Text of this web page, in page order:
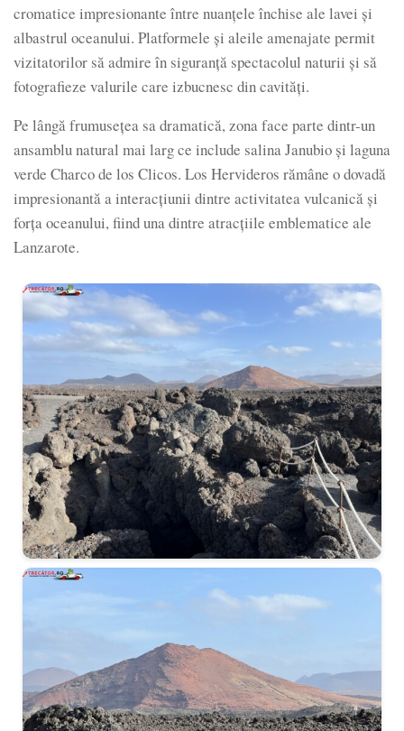
cromatice impresionante între nuanțele închise ale lavei și
albastrul oceanului. Platformele și aleile amenajate permit
vizitatorilor să admire în siguranță spectacolul naturii și să
fotografieze valurile care izbucnesc din cavități.
Pe lângă frumusețea sa dramatică, zona face parte dintr-un
ansamblu natural mai larg ce include salina Janubio și laguna
verde Charco de los Clicos. Los Hervideros rămâne o dovadă
impresionantă a interacțiunii dintre activitatea vulcanică și
forța oceanului, fiind una dintre atracțiile emblematice ale
Lanzarote.